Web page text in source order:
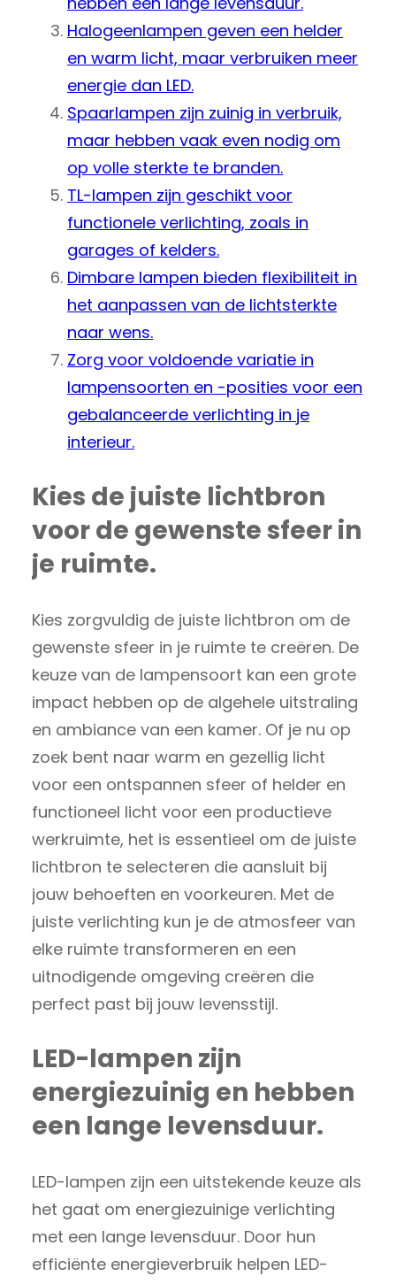
Halogeenlampen geven een helder
en warm licht, maar verbruiken meer
energie dan LED.
Spaarlampen zijn zuinig in verbruik,
maar hebben vaak even nodig om
op volle sterkte te branden.
TL-lampen zijn geschikt voor
functionele verlichting, zoals in
garages of kelders.
Dimbare lampen bieden flexibiliteit in
het aanpassen van de lichtsterkte
naar wens.
Zorg voor voldoende variatie in
lampensoorten en -posities voor een
gebalanceerde verlichting in je
interieur.
Kies de juiste lichtbron
voor de gewenste sfeer in
je ruimte.
Kies zorgvuldig de juiste lichtbron om de
gewenste sfeer in je ruimte te creëren. De
keuze van de lampensoort kan een grote
impact hebben op de algehele uitstraling
en ambiance van een kamer. Of je nu op
zoek bent naar warm en gezellig licht
voor een ontspannen sfeer of helder en
functioneel licht voor een productieve
werkruimte, het is essentieel om de juiste
lichtbron te selecteren die aansluit bij
jouw behoeften en voorkeuren. Met de
juiste verlichting kun je de atmosfeer van
elke ruimte transformeren en een
uitnodigende omgeving creëren die
perfect past bij jouw levensstijl.
LED-lampen zijn
energiezuinig en hebben
een lange levensduur.
LED-lampen zijn een uitstekende keuze als
het gaat om energiezuinige verlichting
met een lange levensduur. Door hun
efficiënte energieverbruik helpen LED-